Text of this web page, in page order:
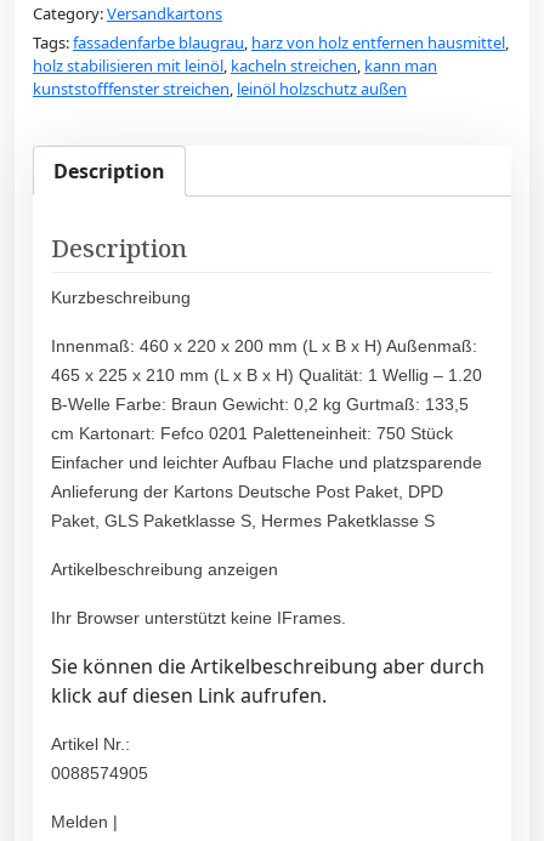
Category:Versandkartons
Tags:fassadenfarbe blaugrau, harz von holz entfernen hausmittel,
holz stabilisieren mit leinöl, kacheln streichen, kann man
kunststofffenster streichen, leinöl holzschutz außen
Description
Description
Kurzbeschreibung
Innenmaß: 460 x 220 x 200 mm (L x B x H) Außenmaß:
465 x 225 x 210 mm (L x B x H) Qualität: 1 Wellig – 1.20
B-Welle Farbe: Braun Gewicht: 0,2 kg Gurtmaß: 133,5
cm Kartonart: Fefco 0201 Paletteneinheit: 750 Stück
Einfacher und leichter Aufbau Flache und platzsparende
Anlieferung der Kartons Deutsche Post Paket, DPD
Paket, GLS Paketklasse S, Hermes Paketklasse S
Artikelbeschreibung anzeigen
Ihr Browser unterstützt keine IFrames.
Sie können die Artikelbeschreibung aber durch
klick auf diesen Link aufrufen.
Artikel Nr.:
0088574905
Melden |